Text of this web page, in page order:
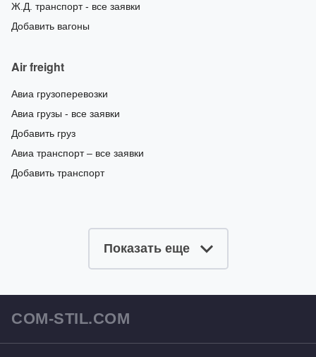
Ж.Д. транспорт - все заявки
Добавить вагоны
Air freight
Авиа грузоперевозки
Авиа грузы - все заявки
Добавить груз
Авиа транспорт – все заявки
Добавить транспорт
Показать еще
COM-STIL.COM